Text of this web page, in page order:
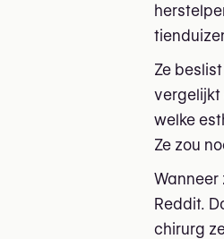
Ze
vergelijkt
welke
Ze zou
Reddit.
chirurg